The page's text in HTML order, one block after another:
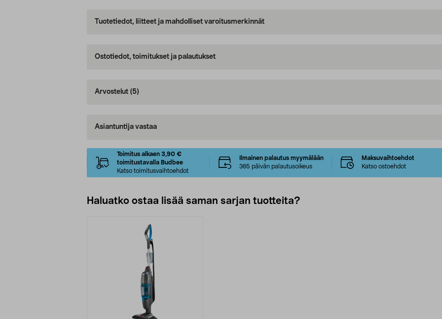
Tuotetiedot, liitteet ja mahdolliset varoitusmerkinnät
Ostotiedot, toimitukset ja palautukset
Arvostelut (5)
Asiantuntija vastaa
Toimitus alkaen 3,90 €
toimitustavalla Budbee
Katso toimitusvaihtoehdot
Ilmainen palautus myymälään
365 päivän palautusoikeus
Maksuvaihtoehdot
Katso ostoehdot
Haluatko ostaa lisää saman sarjan tuotteita?